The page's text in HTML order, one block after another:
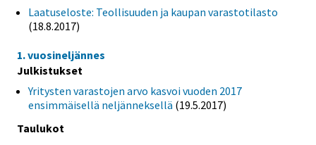
Laatuseloste: Teollisuuden ja kaupan varastotilasto
(18.8.2017)
1. vuosineljännes
Julkistukset
Yritysten varastojen arvo kasvoi vuoden 2017
ensimmäisellä neljänneksellä (19.5.2017)
Taulukot